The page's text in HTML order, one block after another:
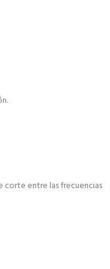
corte entre las frecuencias